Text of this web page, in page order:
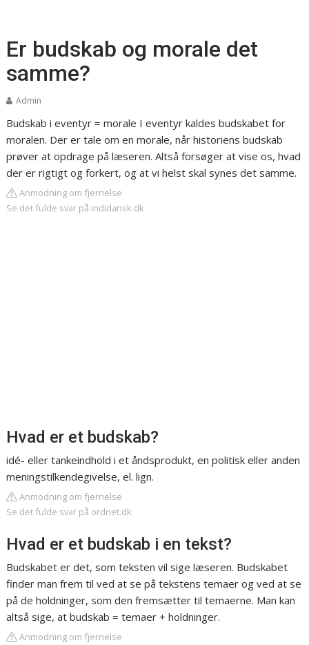
Er budskab og morale det
samme?
Admin
Budskab i eventyr = morale I eventyr kaldes budskabet for
moralen. Der er tale om en morale, når historiens budskab
prøver at opdrage på læseren. Altså forsøger at vise os, hvad
der er rigtigt og forkert, og at vi helst skal synes det samme.
Anmodning om fjernelse
Se det fulde svar på indidansk.dk
Hvad er et budskab?
idé- eller tankeindhold i et åndsprodukt, en politisk eller anden
meningstilkendegivelse, el. lign.
Anmodning om fjernelse
Se det fulde svar på ordnet.dk
Hvad er et budskab i en tekst?
Budskabet er det, som teksten vil sige læseren. Budskabet
finder man frem til ved at se på tekstens temaer og ved at se
på de holdninger, som den fremsætter til temaerne. Man kan
altså sige, at budskab = temaer + holdninger.
Anmodning om fjernelse